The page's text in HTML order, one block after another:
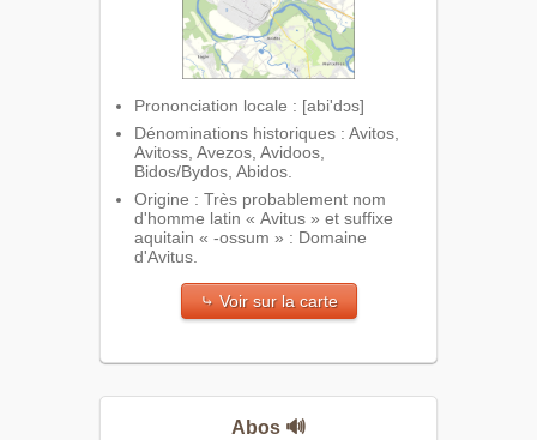
Prononciation locale : [abi'dɔs]
Dénominations historiques : Avitos,
Avitoss, Avezos, Avidoos,
Bidos/Bydos, Abidos.
Origine : Très probablement nom
d'homme latin « Avitus » et suffixe
aquitain « -ossum » : Domaine
d'Avitus.
⤷ Voir sur la carte
Abos 🔊